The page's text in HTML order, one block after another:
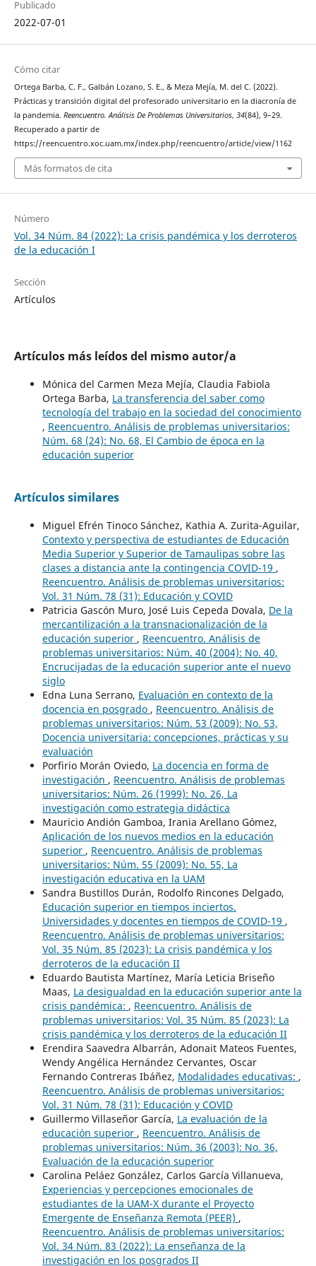
Publicado
2022-07-01
Cómo citar
Ortega Barba, C. F., Galbán Lozano, S. E., & Meza Mejía, M. del C. (2022).
Prácticas y transición digital del profesorado universitario en la diacronía de
la pandemia. Reencuentro. Análisis De Problemas Universitarios, 34(84), 9–29.
Recuperado a partir de
https://reencuentro.xoc.uam.mx/index.php/reencuentro/article/view/1162
Más formatos de cita
Número
Vol. 34 Núm. 84 (2022): La crisis pandémica y los derroteros
de la educación I
Sección
Artículos
Artículos más leídos del mismo autor/a
Mónica del Carmen Meza Mejía, Claudia Fabiola
Ortega Barba, La transferencia del saber como
tecnología del trabajo en la sociedad del conocimiento
, Reencuentro. Análisis de problemas universitarios:
Núm. 68 (24): No. 68, El Cambio de época en la
educación superior
Artículos similares
Miguel Efrén Tinoco Sánchez, Kathia A. Zurita-Aguilar,
Contexto y perspectiva de estudiantes de Educación
Media Superior y Superior de Tamaulipas sobre las
clases a distancia ante la contingencia COVID-19 ,
Reencuentro. Análisis de problemas universitarios:
Vol. 31 Núm. 78 (31): Educación y COVID
Patricia Gascón Muro, José Luis Cepeda Dovala, De la
mercantilización a la transnacionalización de la
educación superior , Reencuentro. Análisis de
problemas universitarios: Núm. 40 (2004): No. 40,
Encrucijadas de la educación superior ante el nuevo
siglo
Edna Luna Serrano, Evaluación en contexto de la
docencia en posgrado , Reencuentro. Análisis de
problemas universitarios: Núm. 53 (2009): No. 53,
Docencia universitaria: concepciones, prácticas y su
evaluación
Porfirio Morán Oviedo, La docencia en forma de
investigación , Reencuentro. Análisis de problemas
universitarios: Núm. 26 (1999): No. 26, La
investigación como estrategia didáctica
Mauricio Andión Gamboa, Irania Arellano Gómez,
Aplicación de los nuevos medios en la educación
superior , Reencuentro. Análisis de problemas
universitarios: Núm. 55 (2009): No. 55, La
investigación educativa en la UAM
Sandra Bustillos Durán, Rodolfo Rincones Delgado,
Educación superior en tiempos inciertos.
Universidades y docentes en tiempos de COVID-19 ,
Reencuentro. Análisis de problemas universitarios:
Vol. 35 Núm. 85 (2023): La crisis pandémica y los
derroteros de la educación II
Eduardo Bautista Martínez, María Leticia Briseño
Maas, La desigualdad en la educación superior ante la
crisis pandémica: , Reencuentro. Análisis de
problemas universitarios: Vol. 35 Núm. 85 (2023): La
crisis pandémica y los derroteros de la educación II
Erendira Saavedra Albarrán, Adonait Mateos Fuentes,
Wendy Angélica Hernández Cervantes, Oscar
Fernando Contreras Ibáñez, Modalidades educativas: ,
Reencuentro. Análisis de problemas universitarios:
Vol. 31 Núm. 78 (31): Educación y COVID
Guillermo Villaseñor García, La evaluación de la
educación superior , Reencuentro. Análisis de
problemas universitarios: Núm. 36 (2003): No. 36,
Evaluación de la educación superior
Carolina Peláez González, Carlos García Villanueva,
Experiencias y percepciones emocionales de
estudiantes de la UAM-X durante el Proyecto
Emergente de Enseñanza Remota (PEER) ,
Reencuentro. Análisis de problemas universitarios:
Vol. 34 Núm. 83 (2022): La enseñanza de la
investigación en los posgrados II